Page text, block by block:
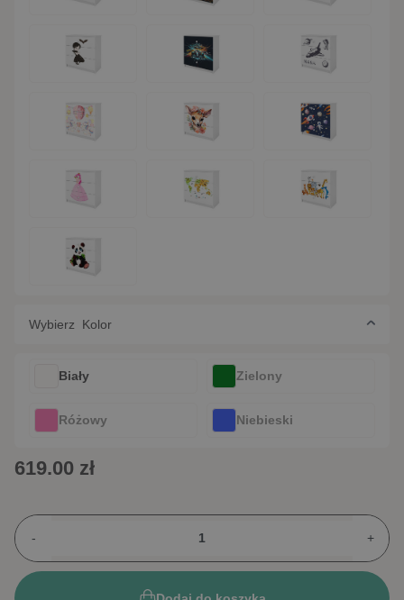
Wybierz Kolor
Biały Zielony
Różowy Niebieski
619.00 zł
- +